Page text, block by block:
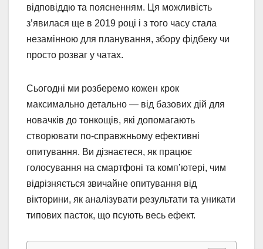
відповіддю та поясненням. Ця можливість
з’явилася ще в 2019 році і з того часу стала
незамінною для планування, збору фідбеку чи
просто розваг у чатах.
Сьогодні ми розберемо кожен крок
максимально детально — від базових дій для
новачків до тонкощів, які допомагають
створювати по-справжньому ефективні
опитування. Ви дізнаєтеся, як працює
голосування на смартфоні та комп’ютері, чим
відрізняється звичайне опитування від
вікторини, як аналізувати результати та уникати
типових пасток, що псують весь ефект.